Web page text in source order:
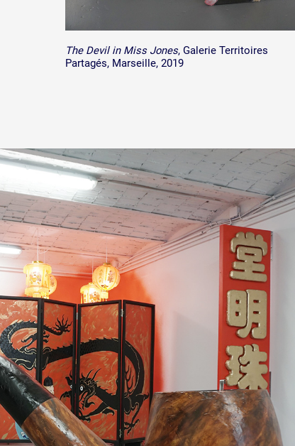
The Devil in Miss Jones, Galerie Territoires
Partagés, Marseille, 2019